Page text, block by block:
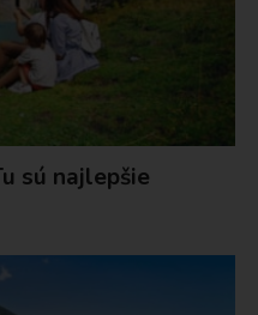
sú najlepšie